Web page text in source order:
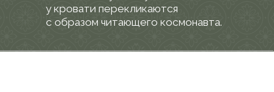
плиткой, а зона душевой
с панелями под дерево добавляет